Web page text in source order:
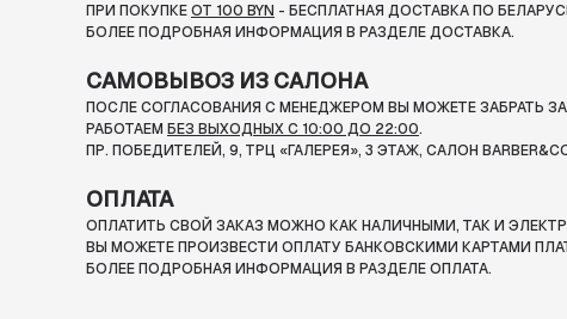
ПРИ ПОКУПКЕОТ 100 BYN - БЕСПЛАТНАЯ ДОСТАВКА ПО
БОЛЕЕ ПОДРОБНАЯ ИНФОРМАЦИЯ В РАЗДЕЛЕ ДОСТАВКА.
САМОВЫВОЗ ИЗ САЛОНА
ПОСЛЕ СОГЛАСОВАНИЯ С МЕНЕДЖЕРОМ ВЫ МОЖЕТЕ ЗАБРАТЬ
РАБОТАЕМ БЕЗ ВЫХОДНЫХ С 10:00 ДО 22:00.
ПР. ПОБЕДИТЕЛЕЙ, 9, ТРЦ «ГАЛЕРЕЯ», 3 ЭТАЖ, САЛОН
ОПЛАТА
ОПЛАТИТЬ СВОЙ ЗАКАЗ МОЖНО КАК НАЛИЧНЫМИ, ТАК И
ВЫ МОЖЕТЕ ПРОИЗВЕСТИ ОПЛАТУ БАНКОВСКИМИ КАРТАМИ
БОЛЕЕ ПОДРОБНАЯ ИНФОРМАЦИЯ В РАЗДЕЛЕ ОПЛАТА.